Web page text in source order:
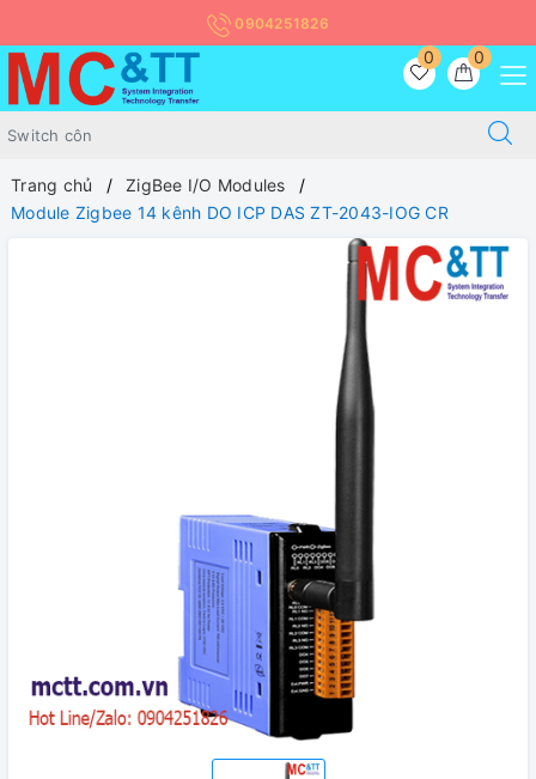
0904251826
0
0
Trang chủ
ZigBee I/O Modules
Module Zigbee 14 kênh DO ICP DAS ZT-2043-IOG CR